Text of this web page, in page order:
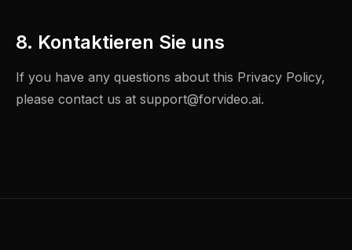
8. Kontaktieren Sie uns
If you have any questions about this Privacy Policy,
please contact us at support@forvideo.ai.